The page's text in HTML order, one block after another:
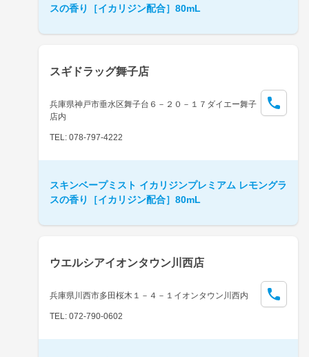
スの香り［イカリジン配合］80mL
スギドラッグ舞子店
兵庫県神戸市垂水区舞子台６－２０－１７ダイエー舞子
店内
TEL: 078-797-4222
スキンベープミスト イカリジンプレミアム レモングラ
スの香り［イカリジン配合］80mL
ウエルシアイオンタウン川西店
兵庫県川西市多田桜木１－４－１イオンタウン川西内
TEL: 072-790-0602